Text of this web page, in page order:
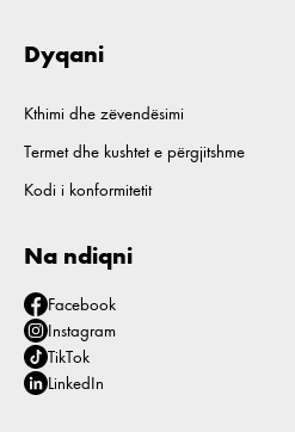
Dyqani
Kthimi dhe zëvendësimi
Termet dhe kushtet e përgjitshme
Kodi i konformitetit
Na ndiqni
Facebook
Instagram
TikTok
LinkedIn